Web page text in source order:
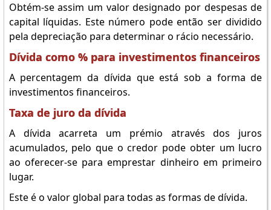
Obtém-se assim um valor designado por despesas de
capital líquidas. Este número pode então ser dividido
pela depreciação para determinar o rácio necessário.
Dívida como % para investimentos financeiros
A percentagem da dívida que está sob a forma de
investimentos financeiros.
Taxa de juro da dívida
A dívida acarreta um prémio através dos juros
acumulados, pelo que o credor pode obter um lucro
ao oferecer-se para emprestar dinheiro em primeiro
lugar.
Este é o valor global para todas as formas de dívida.